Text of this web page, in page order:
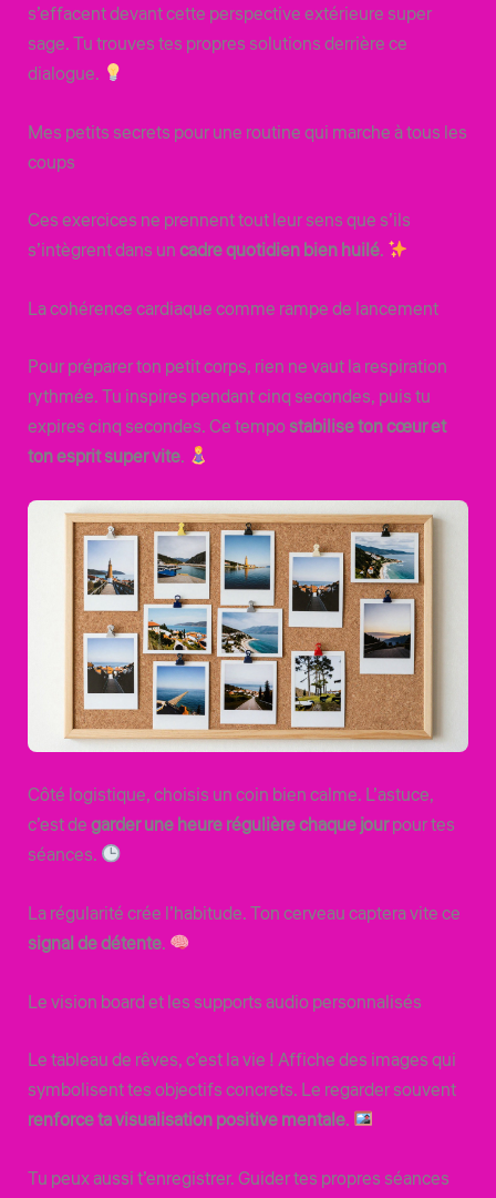
s’effacent devant cette perspective extérieure super
sage. Tu trouves tes propres solutions derrière ce
dialogue.
Mes petits secrets pour une routine qui marche à tous les
coups
Ces exercices ne prennent tout leur sens que s’ils
s’intègrent dans uncadre quotidien bien huilé.
La cohérence cardiaque comme rampe de lancement
Pour préparer ton petit corps, rien ne vaut la respiration
rythmée. Tu inspires pendant cinq secondes, puis tu
expires cinq secondes. Ce tempostabilise ton cœur et
ton esprit super vite.
Côté logistique, choisis un coin bien calme. L’astuce,
c’est degarder une heure régulière chaque jourpour tes
séances.
La régularité crée l’habitude. Ton cerveau captera vite ce
signal de détente.
Le vision board et les supports audio personnalisés
Le tableau de rêves, c’est la vie ! Affiche des images qui
symbolisent tes objectifs concrets. Le regarder souvent
renforce ta visualisation positive mentale.
Tu peux aussi t’enregistrer. Guider tes propres séances